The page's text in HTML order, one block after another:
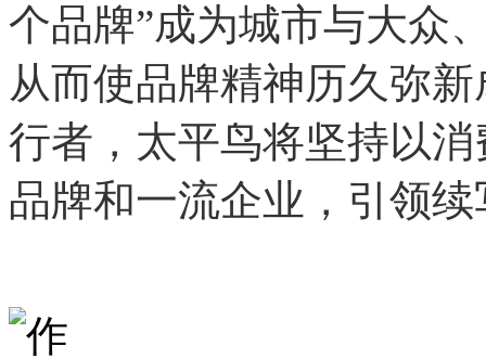
个品牌”成为城市与大众
从而使品牌精神历久弥
行者，太平鸟将坚持以
品牌和一流企业，引领